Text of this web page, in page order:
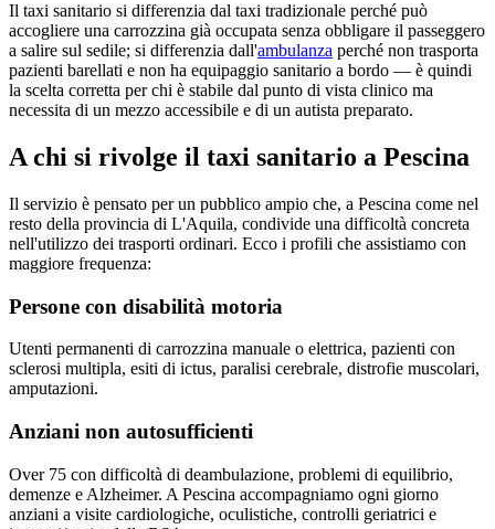
Il taxi sanitario si differenzia dal taxi tradizionale perché può
accogliere una carrozzina già occupata senza obbligare il passeggero
a salire sul sedile; si differenzia dall'ambulanza perché non trasporta
pazienti barellati e non ha equipaggio sanitario a bordo — è quindi
la scelta corretta per chi è stabile dal punto di vista clinico ma
necessita di un mezzo accessibile e di un autista preparato.
A chi si rivolge il taxi sanitario a Pescina
Il servizio è pensato per un pubblico ampio che, a Pescina come nel
resto della provincia di L'Aquila, condivide una difficoltà concreta
nell'utilizzo dei trasporti ordinari. Ecco i profili che assistiamo con
maggiore frequenza:
Persone con disabilità motoria
Utenti permanenti di carrozzina manuale o elettrica, pazienti con
sclerosi multipla, esiti di ictus, paralisi cerebrale, distrofie muscolari,
amputazioni.
Anziani non autosufficienti
Over 75 con difficoltà di deambulazione, problemi di equilibrio,
demenze e Alzheimer. A Pescina accompagniamo ogni giorno
anziani a visite cardiologiche, oculistiche, controlli geriatrici e